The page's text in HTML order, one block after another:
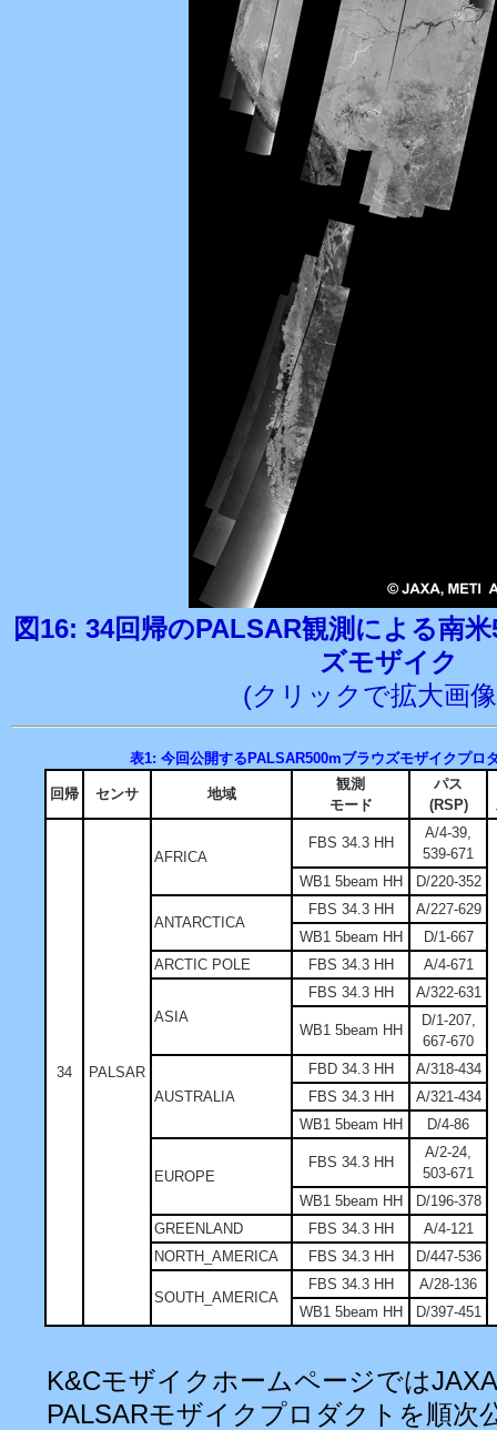
図16: 34回帰のPALSAR観測による南
ズモザイク
(クリックで拡大画
表1: 今回公開するPALSAR500mブラウズモザイクプロ
回帰 センサ 地域
観測
モード
パス
(RSP)
34 PALSAR
AFRICA
FBS 34.3 HH
A/4-39,
539-671
WB1 5beam HH
D/220-352
ANTARCTICA
FBS 34.3 HH
A/227-629
WB1 5beam HH
D/1-667
ARCTIC POLE
FBS 34.3 HH A/4-671
ASIA
FBS 34.3 HH A/322-631
WB1 5beam HH
D/1-207,
667-670
AUSTRALIA
FBD 34.3 HH
A/318-434
FBS 34.3 HH
A/321-434
WB1 5beam HH
D/4-86
EUROPE
FBS 34.3 HH
A/2-24,
503-671
WB1 5beam HH
D/196-378
GREENLAND
FBS 34.3 HH
A/4-121
NORTH_AMERICA
FBS 34.3 HH D/447-536
SOUTH_AMERICA
FBS 34.3 HH
A/28-136
WB1 5beam HH
D/397-451
K&Cモザイクホームページでは
PALSARモザイクプロダクトを順次